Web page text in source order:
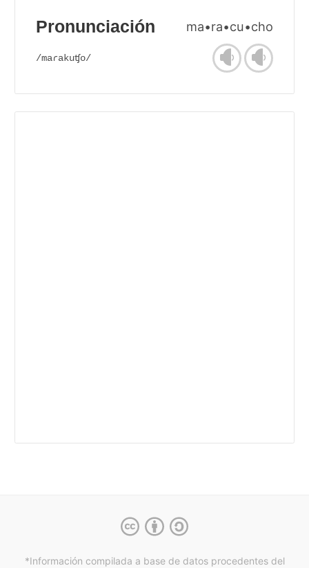
Pronunciación ma•ra•cu•cho
/maɾakuʧo/
*Información compilada a base de datos procedentes del